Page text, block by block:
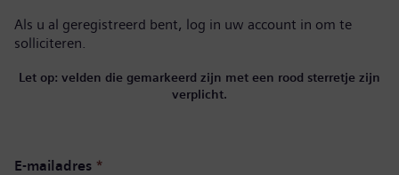
Als u al geregistreerd bent, log in uw account in om te
solliciteren.
Let op: velden die gemarkeerd zijn met een rood sterretje zijn
verplicht.
E-mailadres *